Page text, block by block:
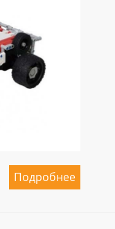
Подробнее